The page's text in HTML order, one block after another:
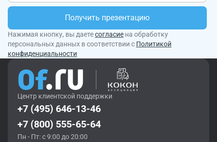
Получить презентацию
Нажимая кнопку, вы даетесогласие на обработку
персональных данных в соответствии с Политикой
конфиденциальности
Центр клиентской поддержки
+7 (495) 646-13-46
+7 (800) 555-65-64
Пн - Пт: с 9:00 до 20:00